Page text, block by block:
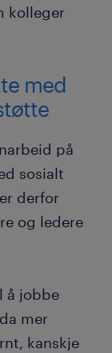
kolleger
med
på
sosialt
derfor
og ledere
å jobbe
mer
kanskje